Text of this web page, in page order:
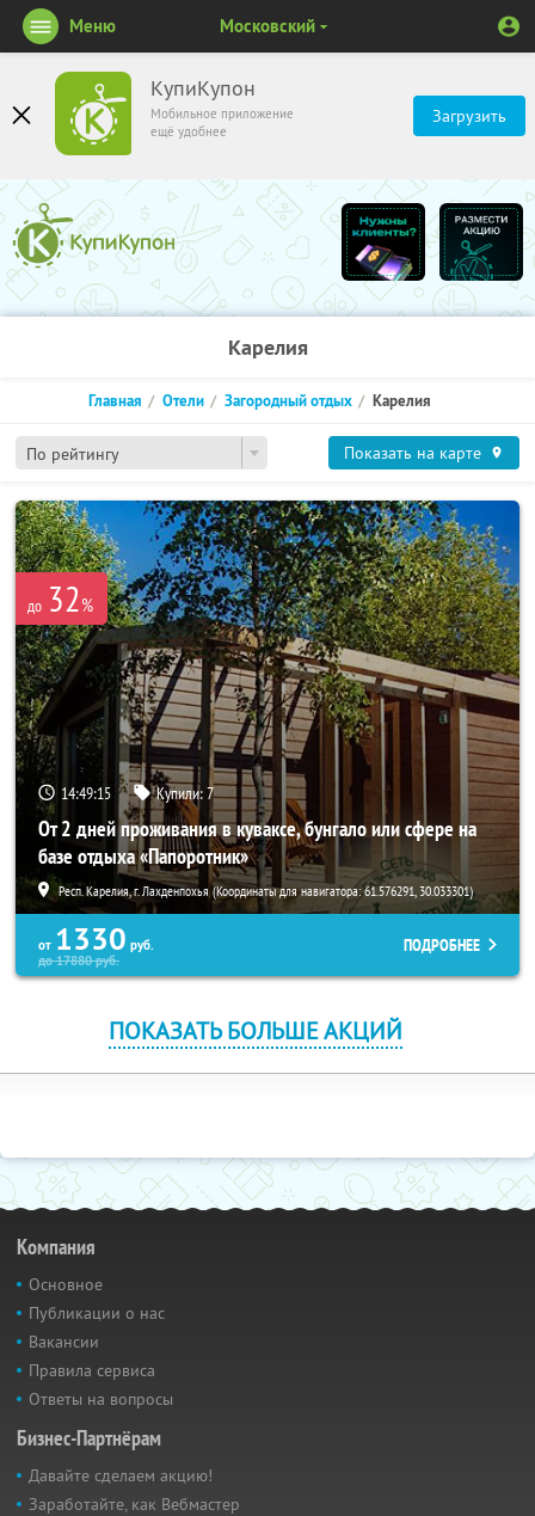
КупиКупон
Мобильное приложение
ещё удобнее
Загрузить
Меню Московский
Карелия
По рейтингу
Главная Отели Загородный отдых Карелия
Показать на карте
до 32%
14:49:14 Купили:7
От 2 дней проживания в куваксе, бунгало или сфере на
базе отдыха «Папоротник»
Респ. Карелия, г. Лахденпохья (Координаты для навигатора: 61.576291, 30.033301)
от 1330 руб.
до17880руб.
ПОДРОБНЕЕ
ПОКАЗАТЬ БОЛЬШЕ АКЦИЙ
Компания
Основное
Публикации о нас
Вакансии
Правила сервиса
Ответы на вопросы
Бизнес-Партнёрам
Давайте сделаем акцию!
Заработайте, как Вебмастер